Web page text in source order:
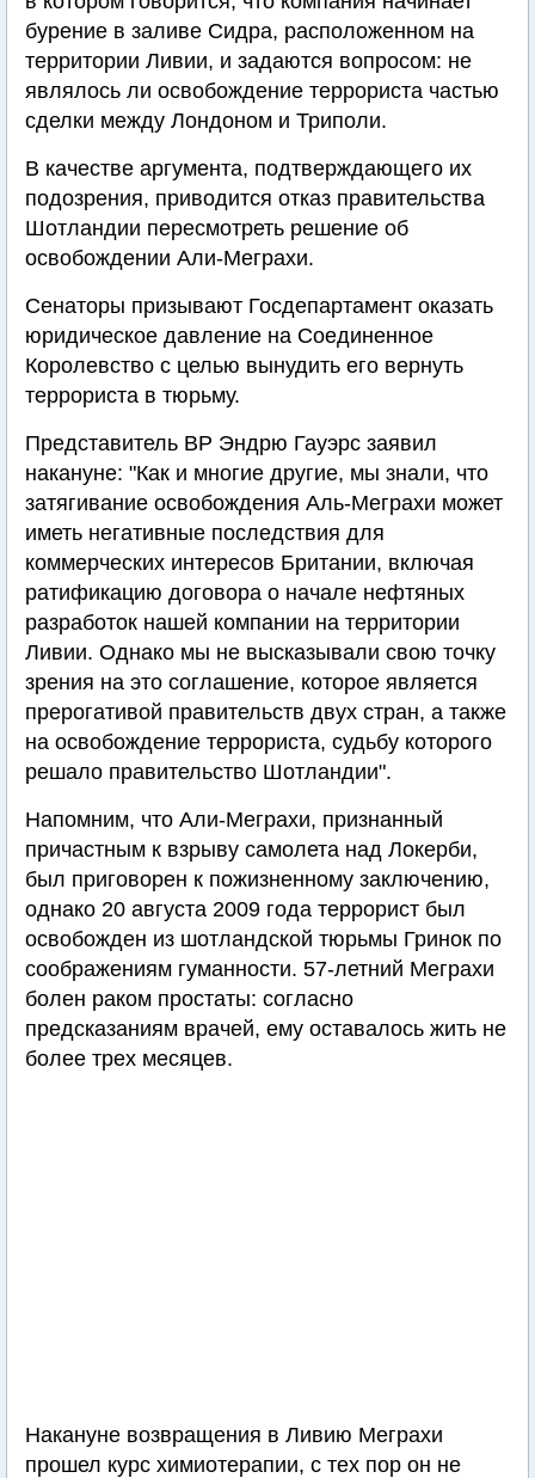
бурение в заливе Сидра, расположенном на
территории Ливии, и задаются вопросом: не
являлось ли освобождение террориста частью
сделки между Лондоном и Триполи.
В качестве аргумента, подтверждающего их
подозрения, приводится отказ правительства
Шотландии пересмотреть решение об
освобождении Али-Меграхи.
Сенаторы призывают Госдепартамент оказать
юридическое давление на Соединенное
Королевство с целью вынудить его вернуть
террориста в тюрьму.
Представитель ВР Эндрю Гауэрс заявил
накануне: "Как и многие другие, мы знали, что
затягивание освобождения Аль-Меграхи может
иметь негативные последствия для
коммерческих интересов Британии, включая
ратификацию договора о начале нефтяных
разработок нашей компании на территории
Ливии. Однако мы не высказывали свою точку
зрения на это соглашение, которое является
прерогативой правительств двух стран, а также
на освобождение террориста, судьбу которого
решало правительство Шотландии".
Напомним, что Али-Меграхи, признанный
причастным к взрыву самолета над Локерби,
был приговорен к пожизненному заключению,
однако 20 августа 2009 года террорист был
освобожден из шотландской тюрьмы Гринок по
соображениям гуманности. 57-летний Меграхи
болен раком простаты: согласно
предсказаниям врачей, ему оставалось жить не
более трех месяцев.
Накануне возвращения в Ливию Меграхи
прошел курс химиотерапии, с тех пор он не